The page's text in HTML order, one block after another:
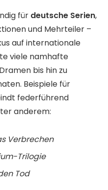
für deutsche Serien,
und Mehrteiler –
auf internationale
viele namhafte
bis hin zu
Beispiele für
federführend
anderem:
Verbrechen
Trilogie
Tod